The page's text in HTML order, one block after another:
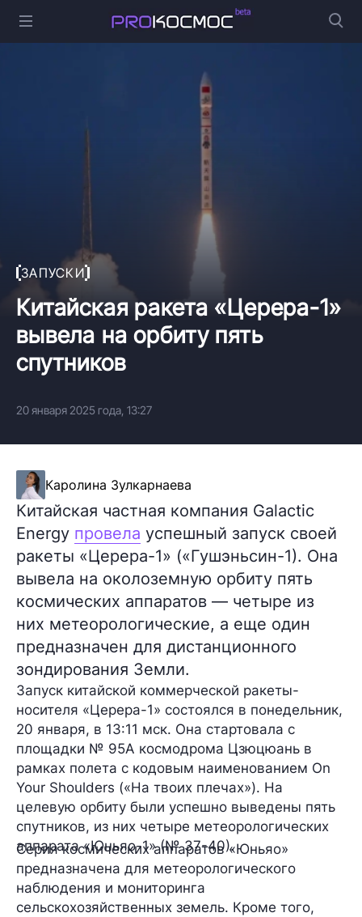
ЗАПУСКИ
Китайская ракета «Церера-1»
вывела на орбиту пять
спутников
20 января 2025 года, 13:27
Каролина Зулкарнаева
Китайская частная компания Galactic
Energy провела успешный запуск своей
ракеты «Церера-1» («Гушэньсин-1). Она
вывела на околоземную орбиту пять
космических аппаратов — четыре из
них метеорологические, а еще один
предназначен для дистанционного
зондирования Земли.
Запуск китайской коммерческой ракеты-
носителя «Церера-1» состоялся в понедельник,
20 января, в 13:11 мск. Она стартовала с
площадки № 95А космодрома Цзюцюань в
рамках полета с кодовым наименованием On
Your Shoulders («На твоих плечах»). На
целевую орбиту были успешно выведены пять
спутников, из них четыре метеорологических
аппарата«Юньяо-1»(№ 37-40).
Серия космических аппаратов «Юньяо»
предназначена для метеорологического
наблюдения и мониторинга
сельскохозяйственных земель. Кроме того,